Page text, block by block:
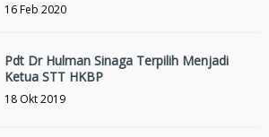
16 Feb 2020
Pdt Dr Hulman Sinaga Terpilih Menjadi
Ketua STT HKBP
18 Okt 2019